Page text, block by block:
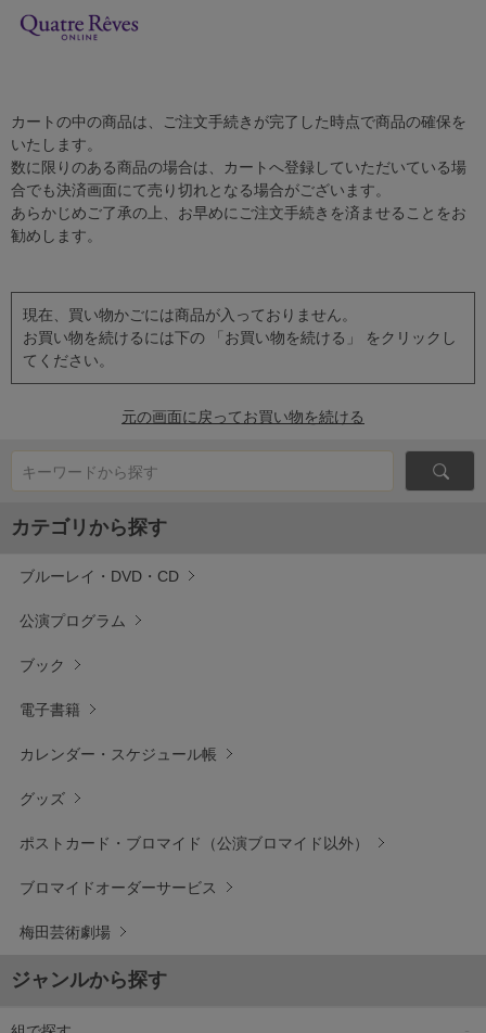
カートの中の商品は、ご注文手続きが完了した時点で商品の確保を
いたします。
数に限りのある商品の場合は、カートへ登録していただいている場
合でも決済画面にて売り切れとなる場合がございます。
あらかじめご了承の上、お早めにご注文手続きを済ませることをお
勧めします。
現在、買い物かごには商品が入っておりません。
お買い物を続けるには下の 「お買い物を続ける」 をクリックし
てください。
元の画面に戻ってお買い物を続ける
キーワードから探す
カテゴリから探す
ブルーレイ・DVD・CD
公演プログラム
ブック
電子書籍
カレンダー・スケジュール帳
グッズ
ポストカード・ブロマイド（公演ブロマイド以外）
ブロマイドオーダーサービス
梅田芸術劇場
ジャンルから探す